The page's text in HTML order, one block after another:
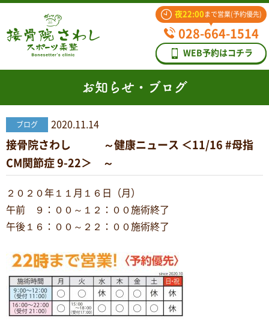
夜22:00 まで営業(予約優先)
028-664-1514
WEB予約はコチラ
お知らせ・ブログ
ブログ 2020.11.14
接骨院さわし ～健康ニュース ＜11/16 #母指
CM関節症 9-22＞ ～
２０２０年１１月１６日（月）
午前 ９：００～１２：００施術終了
午後１６：００～２２：００施術終了